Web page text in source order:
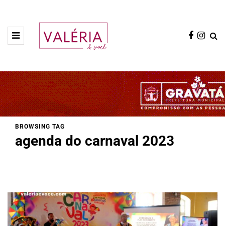
BROWSING TAG
agenda do carnaval 2023